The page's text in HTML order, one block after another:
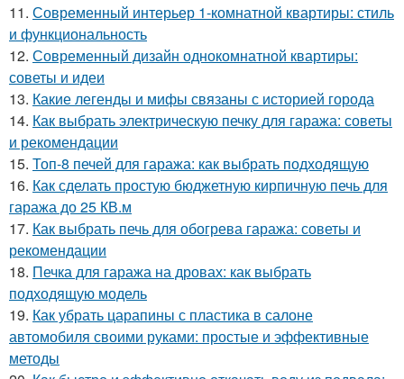
11. Современный интерьер 1-комнатной квартиры: стиль
и функциональность
12. Современный дизайн однокомнатной квартиры:
советы и идеи
13. Какие легенды и мифы связаны с историей города
14. Как выбрать электрическую печку для гаража: советы
и рекомендации
15. Топ-8 печей для гаража: как выбрать подходящую
16. Как сделать простую бюджетную кирпичную печь для
гаража до 25 КВ.м
17. Как выбрать печь для обогрева гаража: советы и
рекомендации
18. Печка для гаража на дровах: как выбрать
подходящую модель
19. Как убрать царапины с пластика в салоне
автомобиля своими руками: простые и эффективные
методы